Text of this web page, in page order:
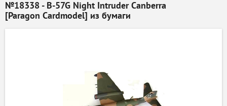
№18338 - B-57G Night Intruder Canberra
[Paragon Cardmodel] из бумаги